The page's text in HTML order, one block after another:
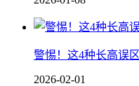
警惕！这4种长高误
2026-02-01